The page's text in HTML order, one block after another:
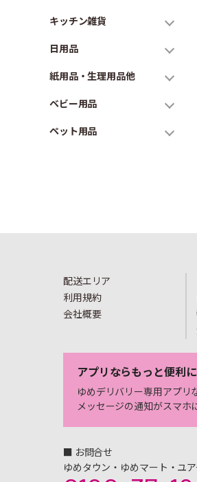
キッチン雑貨
日用品
紙用品・生理用品他
ベビー用品
ペット用品
配送エリア
利用規約
会社概要
アプリならもっと便利に
ゆめデリバリー専用アプリ
メッセージの通知がスマホ
■ お問合せ
ゆめタウン・ゆめマート・ユ